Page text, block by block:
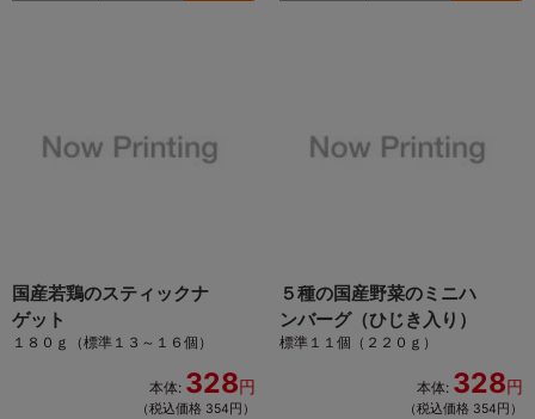
国産若鶏のスティックナ
ゲット
１８０ｇ（標準１３～１６個）
本体: 328円
（税込価格 354円）
５種の国産野菜のミニハ
ンバーグ（ひじき入り）
標準１１個（２２０ｇ）
本体: 328円
（税込価格 354円）